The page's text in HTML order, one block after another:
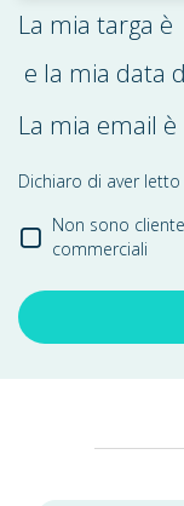
La mia targa è
e la mia data
La mia email è
Dichiaro di aver letto
Non sono
commerciali